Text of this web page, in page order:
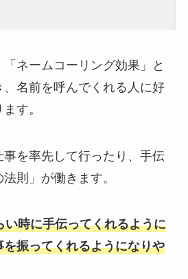
ネームコーリング効果」と
名前を呼んでくれる人に好
す。
事を率先して行ったり、手伝
則」が働きます。
い時に手伝ってくれるように
振ってくれるようになりや